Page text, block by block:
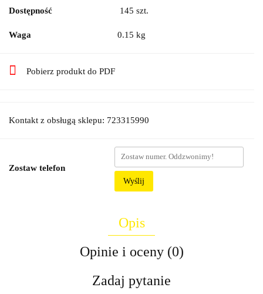
Dostępność 145 szt.
Waga 0.15 kg
Pobierz produkt do PDF
Kontakt z obsługą sklepu: 723315990
Zostaw telefon
Wyślij
Opis
Opinie i oceny (0)
Zadaj pytanie